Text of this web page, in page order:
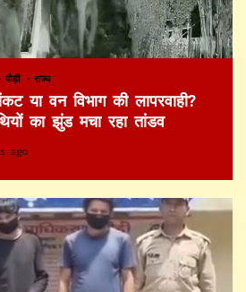
पौड़ी राज्य
या वन विभाग की लापरवाही?
का झुंड मचा रहा तांडव
ago